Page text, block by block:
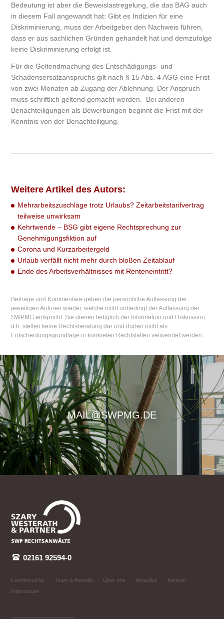
Bedeutung ist aber die Beweislastregelung, die das BAG auch
in diesem Fall angewandt hat: Gibt es Indizien für eine
Diskriminierung, muss der Arbeitgeber den Nachweis führen,
dass er aus sachlichen Gründen gehandelt hat und demzufolge
keine Diskriminierung erfolgt ist.
Für die Geltendmachung des Entschädigungs- und
Schadensersatzanspruchs gilt nach § 15 Abs. 4 AGG eine Frist
von zwei Monaten ab Zugang der Ablehnung. Der Anspruch
muss schriftlich geltend gemacht werden. Bei anderen
Benachteiligungen als Bewerbungen beginnt die Frist mit der
Kenntnis von der Benachteiligung.
Weitere Artikel des Autors:
Mehrarbeitszuschläge trotz Urlaubs? Zeitarbeitstarifvertrag
teilweise unwirksam
Kehrtwende – BSG gibt eigene Rechtsprechung zur
Genehmigungsfiktion auf
Corona und Kurzarbeitergeld
Urlaub verfällt nicht mehr durch bloßen Zeitablauf
Ende des Arbeitsverhältnisses mit Renteneintritt?
Beiträge und Kommentare geben die persönliche Auffassung der
jeweiligen Autoren wieder, welche nicht unbedingt der Auffassung der
SWPMG entspricht. Sie dienen lediglich der Information und Diskussion,
d.h. stellen keine Rechtsberatung dar und dürfen nicht als
Entscheidungsgrundlage in konkreten Rechtsfällen verwendet werden.
MAIL@SWPMG.DE
02161 92594-0
Fachbereiche Team & Anwälte Über uns Aktuelles
Kontakt
Impressum